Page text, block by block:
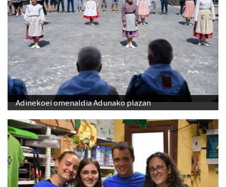
Adinekoei omenaldia Adunako plazan